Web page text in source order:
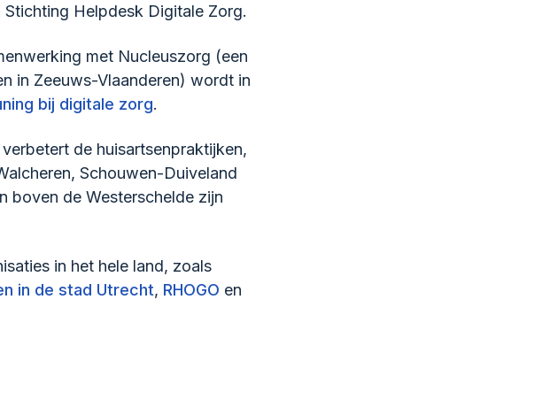
Stichting Helpdesk Digitale Zorg.
met Nucleuszorg (een
in Zeeuws-Vlaanderen) wordt in
bij digitale zorg.
de huisartsenpraktijken,
Schouwen-Duiveland
boven de Westerschelde zijn
in het hele land, zoals
in de stad Utrecht, RHOGO en